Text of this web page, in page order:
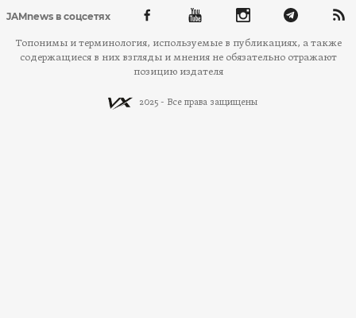
JAMnews в соцсетях
Топонимы и терминология, используемые в публикациях, а также
содержащиеся в них взгляды и мнения не обязательно отражают
позицию издателя
2025 - Все права защищены